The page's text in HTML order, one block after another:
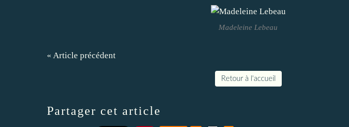
Madeleine Lebeau
« Article précédent
Retour à l'accueil
Partager cet article